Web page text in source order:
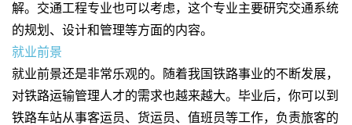
解。交通工程专业也可以考虑，这个专业主要研究交通系统
的规划、设计和管理等方面的内容。
就业前景
就业前景还是非常乐观的。随着我国铁路事业的不断发展，
对铁路运输管理人才的需求也越来越大。毕业后，你可以到
铁路车站从事客运员、货运员、值班员等工作，负责旅客的